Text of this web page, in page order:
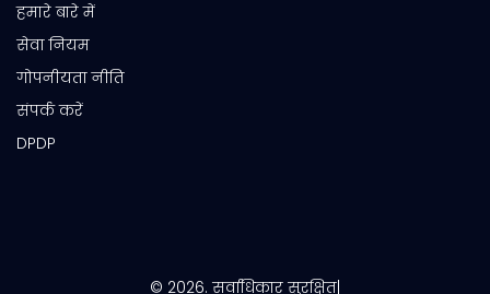
हमारे बारे में
सेवा नियम
गोपनीयता नीति
संपर्क करें
DPDP
© 2026. सर्वाधिकार सुरक्षित|